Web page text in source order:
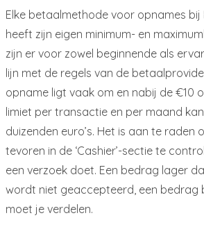
Elke betaalmethode voor opnames bij
heeft zijn eigen minimum- en
zijn er voor zowel beginnende als
lijn met de regels van de
opname ligt vaak om en nabij de €10
limiet per transactie en per maand
duizenden euro’s. Het is aan te raden
tevoren in de ‘Cashier’-sectie te
een verzoek doet. Een bedrag lager
wordt niet geaccepteerd, een bedrag
moet je verdelen.